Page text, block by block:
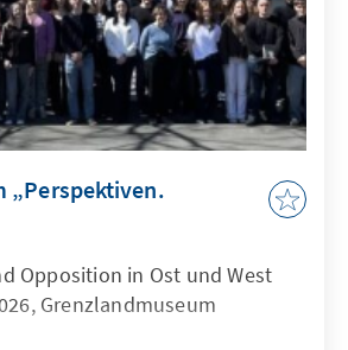
„Perspektiven.
Opposition in Ost und West
Grenzlandmuseum